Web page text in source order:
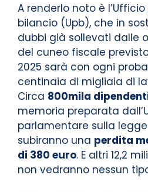
A renderlo noto è
bilancio (Upb), che in
dubbi già sollevati dalle
del cuneo fiscale
2025 sarà con ogni
centinaia di migliaia di
Circa 800mila
memoria preparata
parlamentare sulla
subiranno una perdita
di 380 euro. E altri 12,2
non vedranno nessun